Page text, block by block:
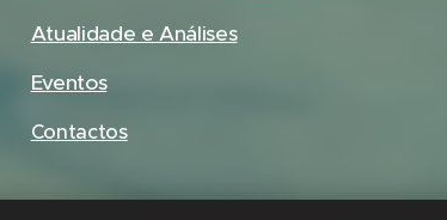
Atualidade e Análises
Eventos
Contactos